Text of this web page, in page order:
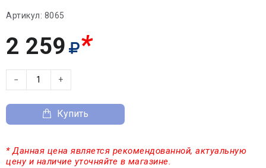
Артикул: 8065
2 259 *
− +
Купить
* Данная цена является рекомендованной, актуальную
цену и наличие уточняйте в магазине.